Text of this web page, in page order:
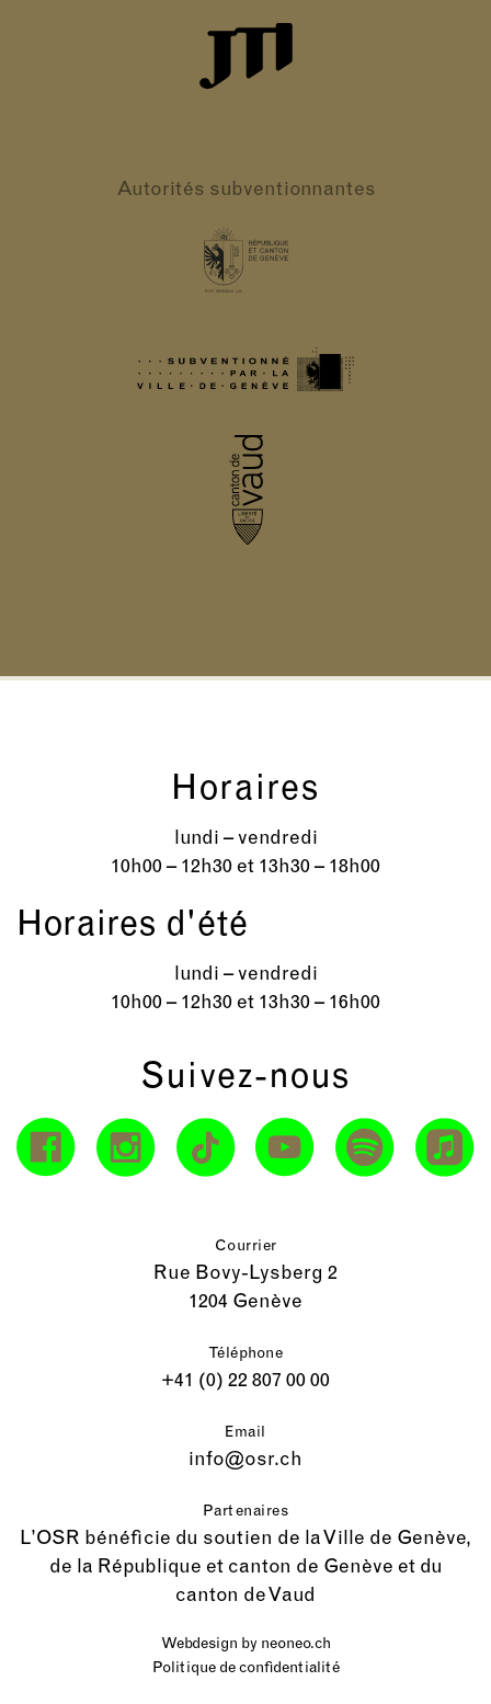
Autorités subventionnantes
Horaires
lundi – vendredi
10h00 – 12h30 et 13h30 – 18h00
Horaires d'été
lundi – vendredi
10h00 – 12h30 et 13h30 – 16h00
Suivez-nous
Courrier
Rue Bovy-Lysberg 2
1204 Genève
Téléphone
+41 (0) 22 807 00 00
Email
info@osr.ch
Partenaires
L’OSR bénéficie du soutien de la Ville de Genève,
de la République et canton de Genève et du
canton de Vaud
Webdesign by neoneo.ch
Politique de confidentialité